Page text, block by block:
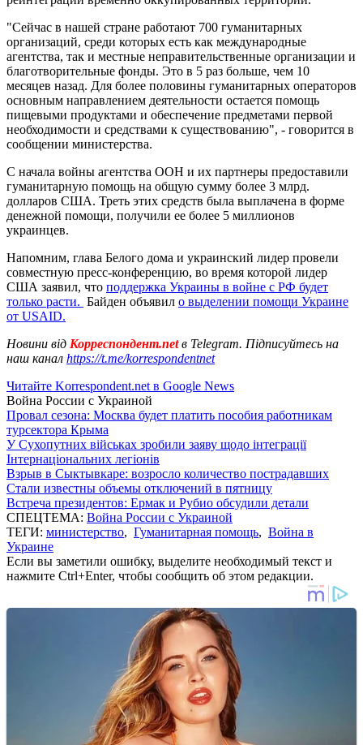
"Сейчас в нашей стране работают 700 гуманитарных
организаций, среди которых есть как международные
агентства, так и местные неправительственные организации и
благотворительные фонды. Это в 5 раз больше, чем 10
месяцев назад. Для более половины гуманитарных операторов
основным направлением деятельности остается помощь
пищевыми продуктами и обеспечение предметами первой
необходимости и средствами к существованию", - говорится в
сообщении министерства.
С начала войны агентства ООН и их партнеры предоставили
гуманитарную помощь на общую сумму более 3 млрд.
долларов США. Треть этих средств была выплачена в форме
денежной помощи, получили ее более 5 миллионов
украинцев.
Напомним, глава Белого дома и украинский лидер провели
совместную пресс-конференцию, во время которой лидер
США заявил, что поддержка Украины в войне с РФ будет
только расти. Байден объявил о выделении помощи Украине
от USAID.
Новини від Корреспондент.netв Telegram. Підписуйтесь на
наш канал https://t.me/korrespondentnet
Читайте Korrespondent.net в Google News
Война России с Украиной
Провал сезона: Москва будет платить пособия работникам
турсектора Крыма
У Сухопутних військах зробили заяву щодо інтеграції
Інтернаціональних легіонів
Взрыв в Сыктывкаре: возросло количество пострадавших
Стали известны объемы отключений в пятницу
Встреча президентов: Ермак и Рубио обсудили детали
СПЕЦТЕМА: Война России с Украиной
ТЕГИ: министерство, Гуманитарная помощь, Война в
Украине
Если вы заметили ошибку, выделите необходимый текст и
нажмите Ctrl+Enter, чтобы сообщить об этом редакции.